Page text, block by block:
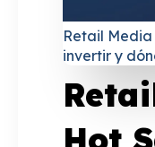
Retail
invertir y
Hot